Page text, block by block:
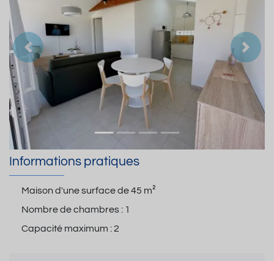
Précedent
Informations pratiques
Maison d'une surface de45 m²
Nombre de chambres : 1
Capacité maximum :2